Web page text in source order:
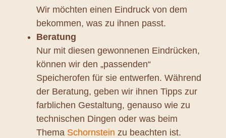
Wir möchten einen Eindruck von dem
bekommen, was zu ihnen passt.
Beratung
Nur mit diesen gewonnenen Eindrücken,
können wir den „passenden“
Speicherofen für sie entwerfen. Während
der Beratung, geben wir ihnen Tipps zur
farblichen Gestaltung, genauso wie zu
technischen Dingen oder was beim
Thema Schornstein zu beachten ist.